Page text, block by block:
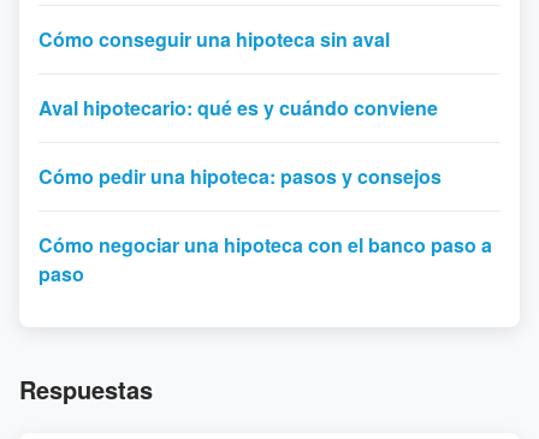
Cómo conseguir una hipoteca sin aval
Aval hipotecario: qué es y cuándo conviene
Cómo pedir una hipoteca: pasos y consejos
Cómo negociar una hipoteca con el banco paso a
paso
Respuestas